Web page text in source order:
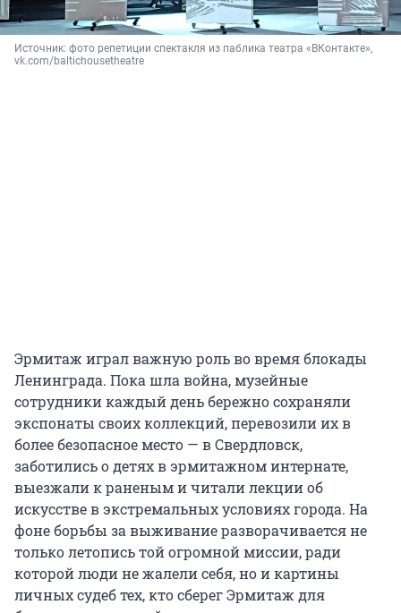
Источник: фото репетиции спектакля из паблика театра «ВКонтакте»,
vk.com/baltichousetheatre
Эрмитаж играл важную роль во время блокады
Ленинграда. Пока шла война, музейные
сотрудники каждый день бережно сохраняли
экспонаты своих коллекций, перевозили их в
более безопасное место — в Свердловск,
заботились о детях в эрмитажном интернате,
выезжали к раненым и читали лекции об
искусстве в экстремальных условиях города. На
фоне борьбы за выживание разворачивается не
только летопись той огромной миссии, ради
которой люди не жалели себя, но и картины
личных судеб тех, кто сберег Эрмитаж для